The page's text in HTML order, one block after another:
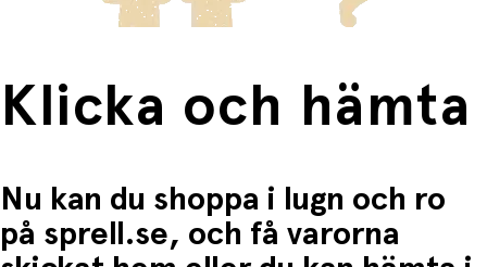
Klicka och hämta
Nu kan du shoppa i lugn och ro
på sprell.se, och få varorna